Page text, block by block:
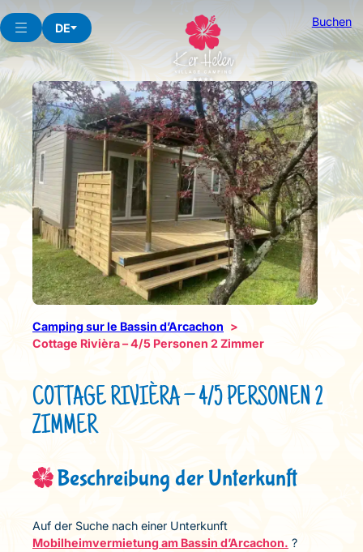
to
content
DE Buchen
Camping sur le Bassin d’Arcachon
Cottage Rivièra – 4/5 Personen 2 Zimmer
COTTAGE RIVIÈRA – 4/5 PERSONEN 2
ZIMMER
Beschreibung der Unterkunft
Auf der Suche nach einer Unterkunft
Mobilheimvermietung am Bassin d’Arcachon. ?